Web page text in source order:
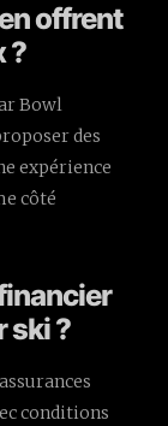
offrent
?
Bowl
des
expérience
côté
ski ?
conditions